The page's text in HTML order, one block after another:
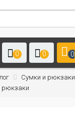
0 0 0
Сумки и рюкзаки
рюкзаки